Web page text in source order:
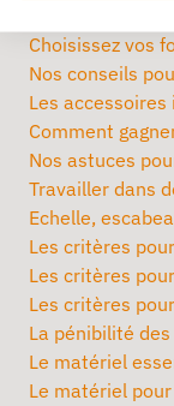
Choisissez vos
Nos conseils
Les
Comment
Nos astuces
Travailler dans
Echelle,
Les critères
Les critères
Les critères
La pénibilité
Le matériel
Le matériel